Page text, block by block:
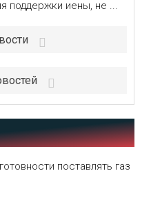
поддержки иены, не ...
поставлять газ